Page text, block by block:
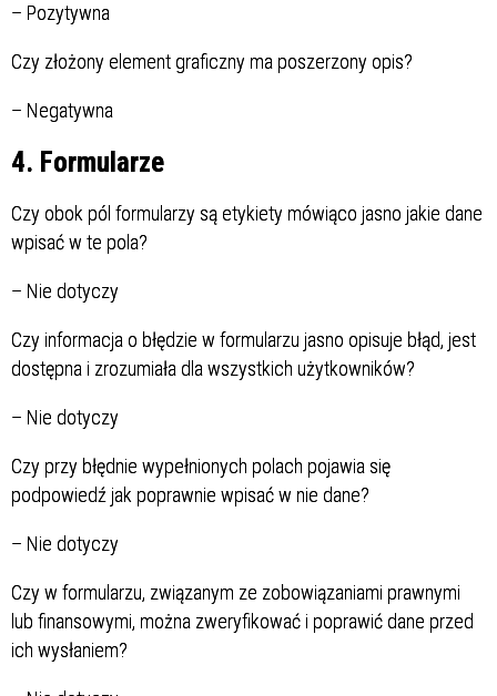
– Pozytywna
Czy złożony element graficzny ma poszerzony opis?
– Negatywna
4. Formularze
Czy obok pól formularzy są etykiety mówiąco jasno jakie dane
wpisać w te pola?
– Nie dotyczy
Czy informacja o błędzie w formularzu jasno opisuje błąd, jest
dostępna i zrozumiała dla wszystkich użytkowników?
– Nie dotyczy
Czy przy błędnie wypełnionych polach pojawia się
podpowiedź jak poprawnie wpisać w nie dane?
– Nie dotyczy
Czy w formularzu, związanym ze zobowiązaniami prawnymi
lub finansowymi, można zweryfikować i poprawić dane przed
ich wysłaniem?